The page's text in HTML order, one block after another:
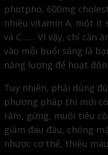
photpho, 600mg
nhiều vitamin A, một ít
và C…… Vì vậy, chỉ cần
vào mỗi buổi sáng là
năng lượng để hoạt
Tuy nhiên, phải dùng
phương pháp thì mới
răm, gừng, muối tiêu
giảm đau đầu, chóng
nhược cơ thể, thiếu